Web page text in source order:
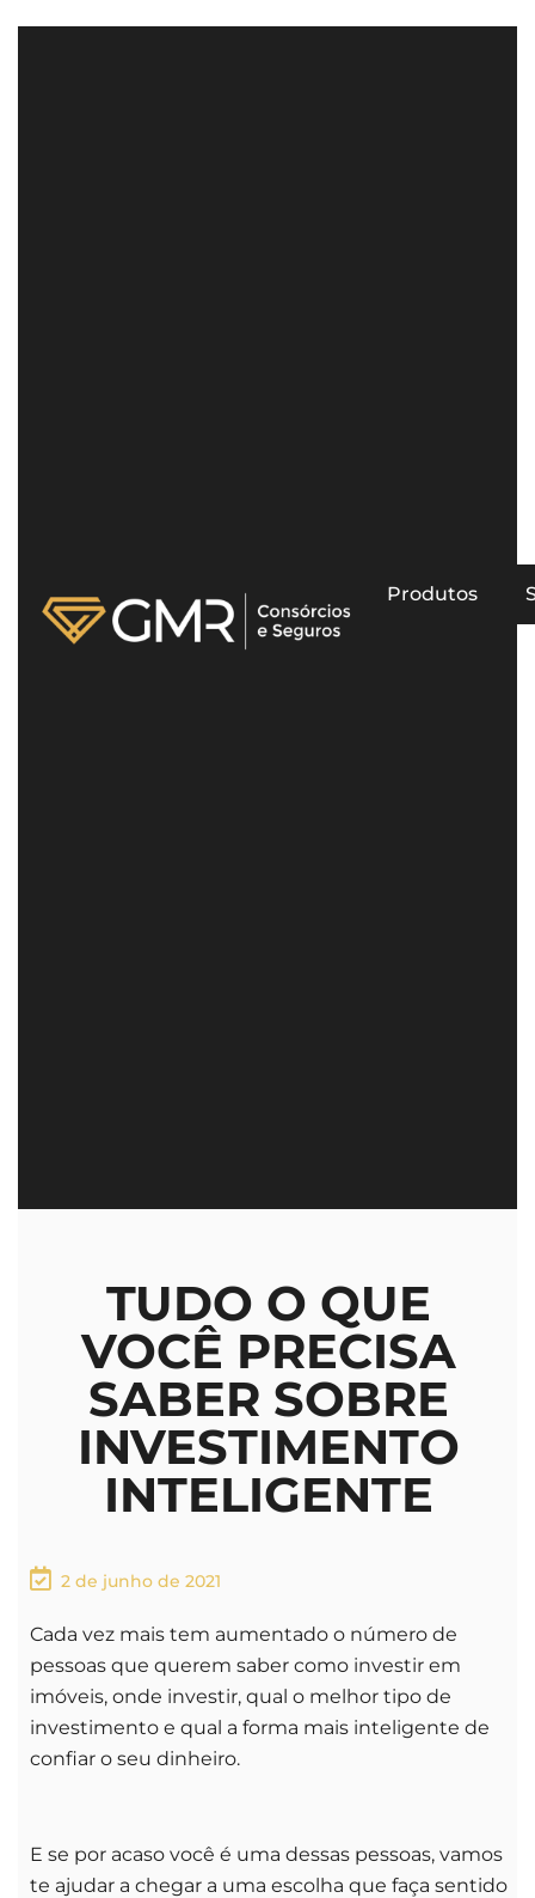
Produtos
TUDO O QUE
VOCÊ PRECISA
SABER SOBRE
INVESTIMENTO
INTELIGENTE
2 de junho de 2021
Cada vez mais tem aumentado o número de
pessoas que querem saber como investir em
imóveis, onde investir, qual o melhor tipo de
investimento e qual a forma mais inteligente de
confiar o seu dinheiro.
E se por acaso você é uma dessas pessoas, vamos
te ajudar a chegar a uma escolha que faça sentido